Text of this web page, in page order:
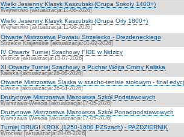
Wielki Jesienny Klasyk Kaszubski (Grupa Sokoły 1400+)
Wejherowo [aktualizacja:11-06-2026]
Wielki Jesienny Klasyk Kaszubski (Grupa Orły 1800+)
Wejherowo [aktualizacja:11-06-2026]
Otwarte Mistrzostwa Powiatu Strzelecko - Drezdeneckiego
Strzelce Krajeńskie [aktualizacja:01-02-2026]
IV Otwarty Turniej Szachowy FIDE w Nidzicy
Nidzica [aktualizacja:13-07-2026]
XI Otwarty Turniej Szachowy o Puchar Wójta Gminy Kaliska
Kaliska [aktualizacja:26-06-2026]
Otwarte Mistrzostwa Śląska w szacho-tenisie stołowym - finał
Gliwice [aktualizacja:26-04-2026]
Drużynowe Mistrzostwa Mazowsza Szkół Podstawowych
Warszawa-Wesoła [aktualizacja:17-05-2026]
Drużynowe Mistrzostwa Mazowsza Szkół Ponadpodstawowych
Warszawa Wesoła [aktualizacja:17-05-2026]
Turniej DRUGI KROK (1250-1600 PZSzach) - PAŹDZIERNIK
Wrocław [aktualizacja:28-05-2026]